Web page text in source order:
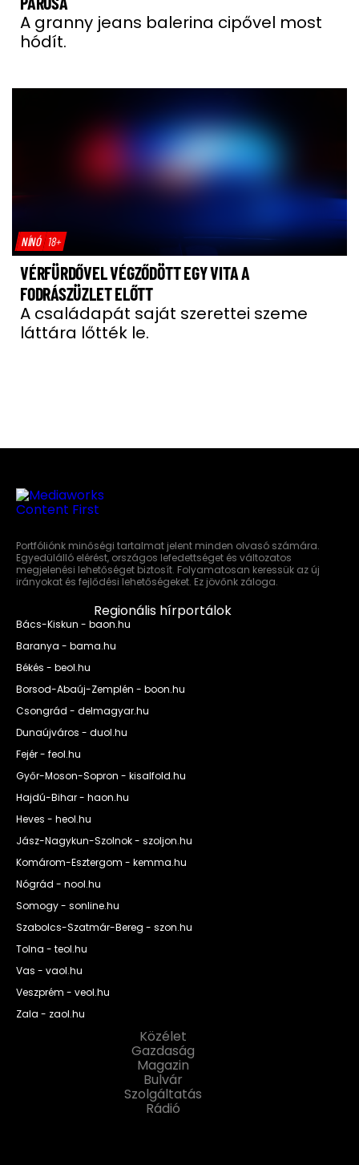
A granny jeans balerina cipővel most
hódít.
NÍNÓ 18+
VÉRFÜRDŐVEL VÉGZŐDÖTT EGY VITA A
FODRÁSZÜZLET ELŐTT
A családapát saját szerettei szeme
láttára lőtték le.
Portfóliónk minőségi tartalmat jelent minden olvasó számára.
Egyedülálló elérést, országos lefedettséget és változatos
megjelenési lehetőséget biztosít. Folyamatosan keressük az új
irányokat és fejlődési lehetőségeket. Ez jövőnk záloga.
Regionális hírportálok
Bács-Kiskun - baon.hu
Baranya - bama.hu
Békés - beol.hu
Borsod-Abaúj-Zemplén - boon.hu
Csongrád - delmagyar.hu
Dunaújváros - duol.hu
Fejér - feol.hu
Győr-Moson-Sopron - kisalfold.hu
Hajdú-Bihar - haon.hu
Heves - heol.hu
Jász-Nagykun-Szolnok - szoljon.hu
Komárom-Esztergom - kemma.hu
Nógrád - nool.hu
Somogy - sonline.hu
Szabolcs-Szatmár-Bereg - szon.hu
Tolna - teol.hu
Vas - vaol.hu
Veszprém - veol.hu
Zala - zaol.hu
Közélet
Gazdaság
Magazin
Bulvár
Szolgáltatás
Rádió